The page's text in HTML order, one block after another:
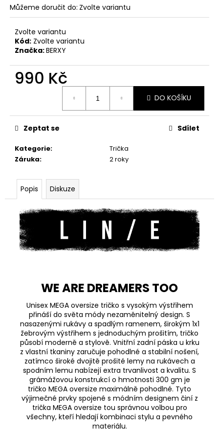
Můžeme doručit do: Zvolte variantu
Zvolte variantu
Kód: Zvolte variantu
Značka:BERXY
990 Kč
DO KOŠÍKU
Kategorie:
Trička
Záruka: 2 roky
Zeptat se Sdílet
Popis Diskuze
WE ARE DREAMERS TOO
Unisex MEGA oversize tričko s vysokým výstřihem
přináší do světa módy nezaměnitelný design. S
nasazenými rukávy a spadlým ramenem, širokým 1x1
žebrovým výstřihem s jednoduchým prošitím, tričko
působí moderně a stylově. Vnitřní zadní páska u krku
z vlastní tkaniny zaručuje pohodlné a stabilní nošení,
zatímco široké dvojitě prošité lemy na rukávech a
spodním lemu nabízejí extra trvanlivost a kvalitu. S
grámážovou konstrukcí o hmotnosti 300 gm je
tričko MEGA oversize maximálně pohodlné. Tyto
výjimečné prvky spojené s módním designem činí z
trička MEGA oversize tou správnou volbou pro
všechny, kteří hledají kombinaci stylu a pevného
materiálu.